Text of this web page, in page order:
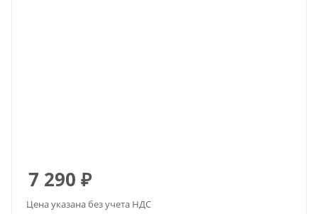
7 290 ₽
Цена указана без учета НДС